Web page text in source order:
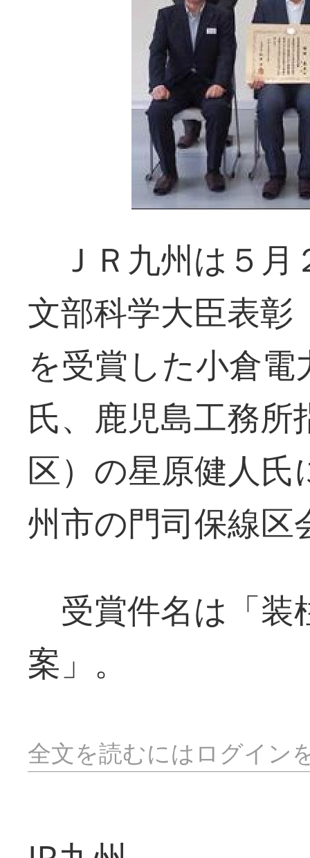
ＪＲ九州は５月
文部科学大臣表彰
を受賞した小倉
氏、鹿児島工務所
区）の星原健人
州市の門司保線
受賞件名は「装
案」。
全文を読むにはログイン